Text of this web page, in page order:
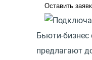
Оставить
Бьюти-
предлагают